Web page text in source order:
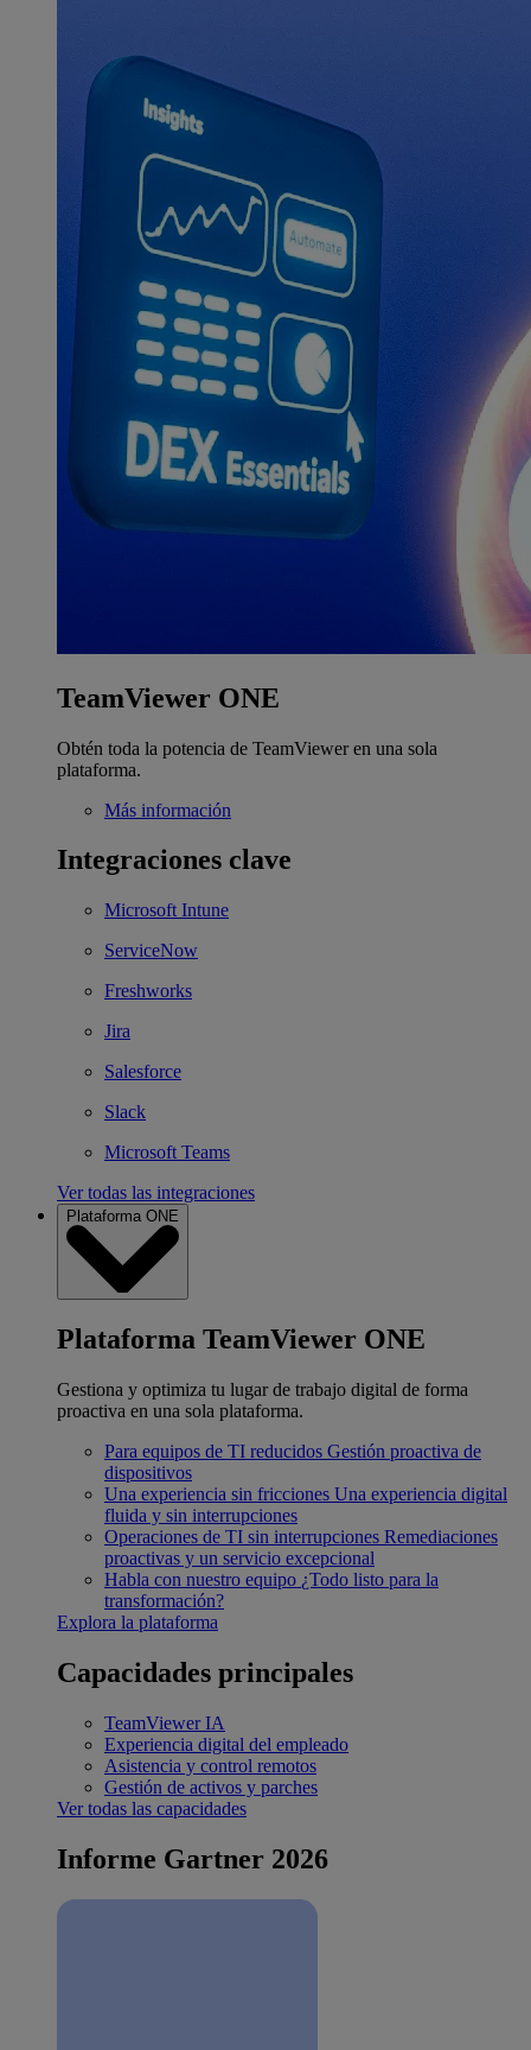
TeamViewer ONE
Obtén toda la potencia de TeamViewer en una sola
plataforma.
Más información
Integraciones clave
Microsoft Intune
ServiceNow
Freshworks
Jira
Salesforce
Slack
Microsoft Teams
Ver todas las integraciones
Plataforma ONE
Plataforma TeamViewer ONE
Gestiona y optimiza tu lugar de trabajo digital de forma
proactiva en una sola plataforma.
Para equipos de TI reducidos Gestión proactiva de
dispositivos
Una experiencia sin fricciones Una experiencia digital
fluida y sin interrupciones
Operaciones de TI sin interrupciones Remediaciones
proactivas y un servicio excepcional
Habla con nuestro equipo ¿Todo listo para la
transformación?
Explora la plataforma
Capacidades principales
TeamViewer IA
Experiencia digital del empleado
Asistencia y control remotos
Gestión de activos y parches
Ver todas las capacidades
Informe Gartner 2026